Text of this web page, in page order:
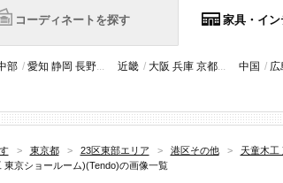
コーディネートを探す 家具・イ
部 / 愛知 静岡 長野... 近畿 / 大阪 兵庫 京都... 中国 / 広
> 東京都 > 23区東部エリア > 港区その他 >
天童木工
京ショールーム)(Tendo)の画像一覧